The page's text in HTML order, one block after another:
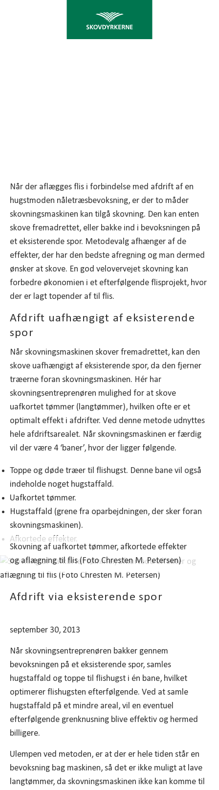
Når der aflægges flis i forbindelse med afdrift af en
hugstmoden nåletræsbevoksning, er der to måder
skovningsmaskinen kan tilgå skovning. Den kan enten
skove fremadrettet, eller bakke ind i bevoksningen på
et eksisterende spor. Metodevalg afhænger af de
effekter, der har den bedste afregning og man dermed
ønsker at skove. En god velovervejet skovning kan
forbedre økonomien i et efterfølgende flisprojekt, hvor
der er lagt topender af til flis.
Afdrift uafhængigt af eksisterende
spor
Når skovningsmaskinen skover fremadrettet, kan den
skove uafhængigt af eksisterende spor, da den fjerner
træerne foran skovningsmaskinen. Hér har
skovningsentreprenøren mulighed for at skove
uafkortet tømmer (langtømmer), hvilken ofte er et
optimalt effekt i afdrifter. Ved denne metode udnyttes
hele afdriftsarealet. Når skovningsmaskinen er færdig
vil der være 4 ‘baner’, hvor der ligger følgende.
Toppe og døde træer til flishugst. Denne bane vil også
indeholde noget hugstaffald.
Uafkortet tømmer.
Hugstaffald (grene fra oparbejdningen, der sker foran
skovningsmaskinen).
Afkortede effekter.
Skovning af uafkortet tømmer, afkortede effekter
og aflægning til flis (Foto Chresten M. Petersen)
Afdrift via eksisterende spor
september 30, 2013
Når skovningsentreprenøren bakker gennem
bevoksningen på et eksisterende spor, samles
hugstaffald og toppe til flishugst i én bane, hvilket
optimerer flishugsten efterfølgende. Ved at samle
hugstaffald på et mindre areal, vil en eventuel
efterfølgende grenknusning blive effektiv og hermed
billigere.
Ulempen ved metoden, er at der er hele tiden står en
bevoksning bag maskinen, så det er ikke muligt at lave
langtømmer, da skovningsmaskinen ikke kan komme til